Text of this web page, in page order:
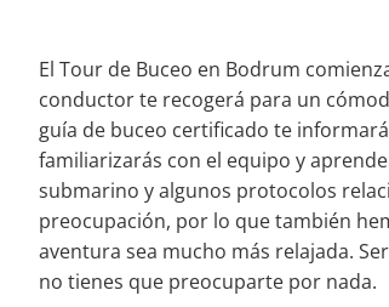
El Tour de Buceo en Bodrum
conductor te recogerá para un
guía de buceo certificado te
familiarizarás con el equipo y
submarino y algunos protocolos
preocupación, por lo que también
aventura sea mucho más relajada.
no tienes que preocuparte por nada.